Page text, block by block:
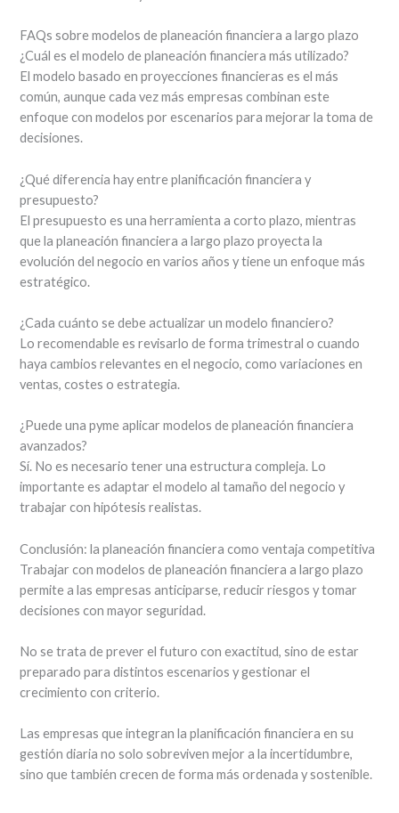
FAQs sobre modelos de planeación financiera a largo plazo
¿Cuál es el modelo de planeación financiera más utilizado?
El modelo basado en proyecciones financieras es el más
común, aunque cada vez más empresas combinan este
enfoque con modelos por escenarios para mejorar la toma de
decisiones.
¿Qué diferencia hay entre planificación financiera y
presupuesto?
El presupuesto es una herramienta a corto plazo, mientras
que la planeación financiera a largo plazo proyecta la
evolución del negocio en varios años y tiene un enfoque más
estratégico.
¿Cada cuánto se debe actualizar un modelo financiero?
Lo recomendable es revisarlo de forma trimestral o cuando
haya cambios relevantes en el negocio, como variaciones en
ventas, costes o estrategia.
¿Puede una pyme aplicar modelos de planeación financiera
avanzados?
Sí. No es necesario tener una estructura compleja. Lo
importante es adaptar el modelo al tamaño del negocio y
trabajar con hipótesis realistas.
Conclusión: la planeación financiera como ventaja competitiva
Trabajar con modelos de planeación financiera a largo plazo
permite a las empresas anticiparse, reducir riesgos y tomar
decisiones con mayor seguridad.
No se trata de prever el futuro con exactitud, sino de estar
preparado para distintos escenarios y gestionar el
crecimiento con criterio.
Las empresas que integran la planificación financiera en su
gestión diaria no solo sobreviven mejor a la incertidumbre,
sino que también crecen de forma más ordenada y sostenible.